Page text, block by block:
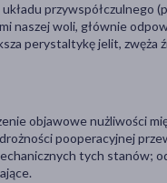
przywspółczulnego
naszej woli, głównie
perystaltykę jelit, zwęża
objawowe nużliwości
pooperacyjnej
tych stanów;